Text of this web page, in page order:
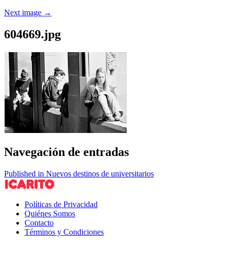
Next image →
604669.jpg
Navegación de entradas
Published in Nuevos destinos de universitarios
Políticas de Privacidad
Quiénes Somos
Contacto
Términos y Condiciones